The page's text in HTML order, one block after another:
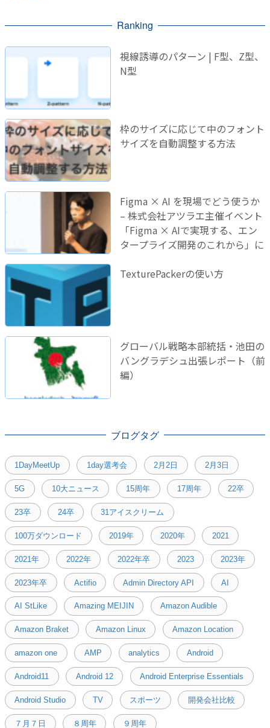
Ranking
視線誘導のパターン | F型、Z型、
N型
枠のサイズに応じて中のフォント
サイズを自動調整する方法
Figma × AI を現場でどう使うか
– 株式会社アツラエ主催イベント
「Figma × AIで実現する、エン
タープライズ開発のこれから」に
TexturePackerの使い方
グローバル戦略本部統括・池田の
バングラデシュ出張レポート（前
編）
ブログタグ
1DayMeetUp 1day選考会 2月2日 2月3日
5G 10大ニュース 15周年 17周年 22卒
23卒 24卒 31アイスクリーム
100万ダウンロード 2019年 2020年 2021
2021年 2022年 2022年卒 2023 2023年
2023年卒 Actifio Admin Directory API AI
AI StLike Amazing MEIJIN Amazon Audible
Amazon Braket Amazon Linux Amazon Location
amazon one AMP analytics Android
Android11 Android 12 Android Enterprise Essentials
Android Studio TV スポーツ 開発会社比較
７月７日 ８周年 ９周年